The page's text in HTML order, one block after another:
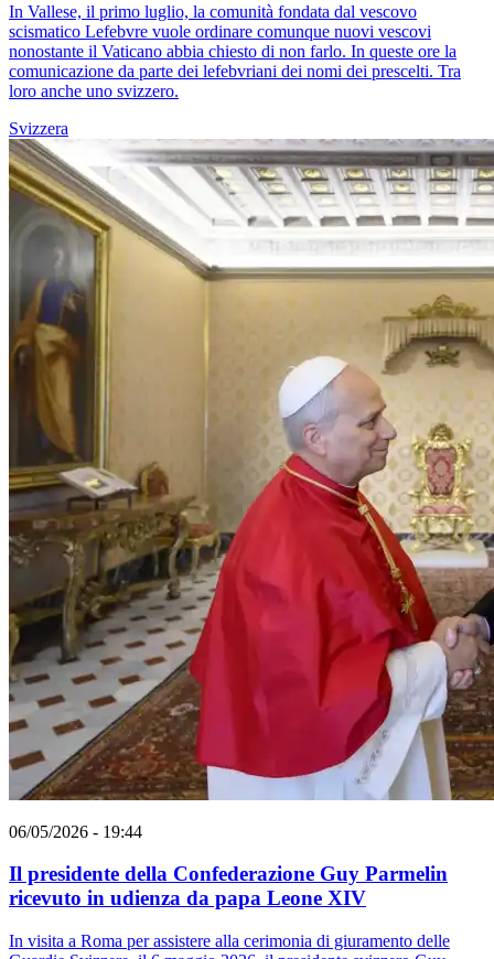
In Vallese, il primo luglio, la comunità fondata dal vescovo
scismatico Lefebvre vuole ordinare comunque nuovi vescovi
nonostante il Vaticano abbia chiesto di non farlo. In queste ore la
comunicazione da parte dei lefebvriani dei nomi dei prescelti. Tra
loro anche uno svizzero.
Svizzera
06/05/2026 - 19:44
Il presidente della Confederazione Guy Parmelin
ricevuto in udienza da papa Leone XIV
In visita a Roma per assistere alla cerimonia di giuramento delle